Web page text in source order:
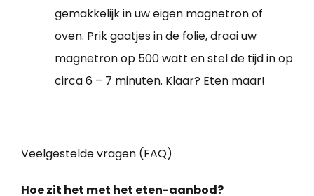
gemakkelijk in uw eigen magnetron of
oven. Prik gaatjes in de folie, draai uw
magnetron op 500 watt en stel de tijd in op
circa 6 – 7 minuten. Klaar? Eten maar!
Veelgestelde vragen (FAQ)
Hoe zit het met het eten-aanbod?